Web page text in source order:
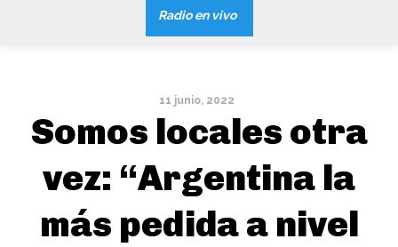
Radio en vivo
11 junio, 2022
Somos locales otra
vez: “Argentina la
más pedida a nivel